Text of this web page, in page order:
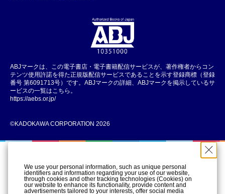
ABJマークは、この電子書店・電子書籍配信サービスが、著作権者からコン
テンツ使用許諾を得た正規版配信サービスであることを示す登録商標（登録
番号 第6091713号）です。ABJマークの詳細、ABJマークを掲示しているサ
ービスの一覧はこちら。
https://aebs.or.jp/
©KADOKAWA CORPORATION 2026
We use your personal information, such as unique personal
identifiers and information regarding your use of our website,
through cookies and other tracking technologies (Cookies) on
our website to enhance its functionality, provide content and
advertisements tailored to your interests, offer social media